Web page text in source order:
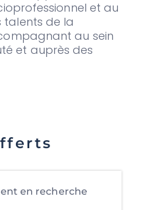
et au
talents de la
au sein
et auprès des
en recherche